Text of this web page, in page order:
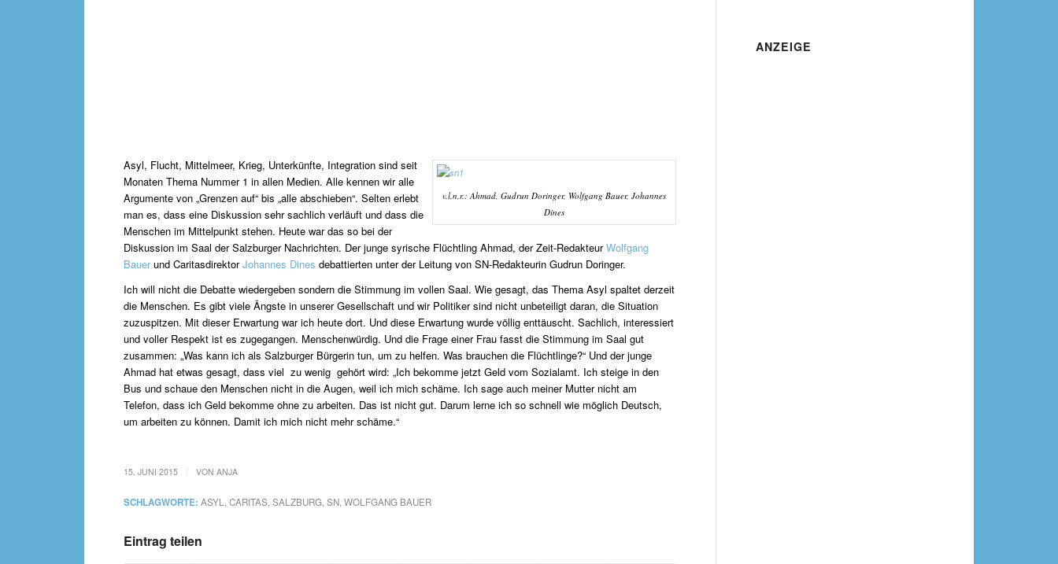
v.l.n.r.: Ahmad, Gudrun Doringer, Wolfgang Bauer, Johannes
Dines
Asyl, Flucht, Mittelmeer, Krieg, Unterkünfte, Integration sind seit
Monaten Thema Nummer 1 in allen Medien. Alle kennen wir alle
Argumente von „Grenzen auf“ bis „alle abschieben“. Selten erlebt
man es, dass eine Diskussion sehr sachlich verläuft und dass die
Menschen im Mittelpunkt stehen. Heute war das so bei der
Diskussion im Saal der Salzburger Nachrichten. Der junge syrische Flüchtling Ahmad, der Zeit-RedakteurWolfgang
Bauerund CaritasdirektorJohannes Dines debattierten unter der Leitung von SN-Redakteurin Gudrun Doringer.
Ich will nicht die Debatte wiedergeben sondern die Stimmung im vollen Saal. Wie gesagt, das Thema Asyl spaltet derzeit
die Menschen. Es gibt viele Ängste in unserer Gesellschaft und wir Politiker sind nicht unbeteiligt daran, die Situation
zuzuspitzen. Mit dieser Erwartung war ich heute dort. Und diese Erwartung wurde völlig enttäuscht. Sachlich, interessiert
und voller Respekt ist es zugegangen. Menschenwürdig. Und die Frage einer Frau fasst die Stimmung im Saal gut
zusammen: „Was kann ich als Salzburger Bürgerin tun, um zu helfen. Was brauchen die Flüchtlinge?“ Und der junge
Ahmad hat etwas gesagt, dass viel zu wenig gehört wird: „Ich bekomme jetzt Geld vom Sozialamt. Ich steige in den
Bus und schaue den Menschen nicht in die Augen, weil ich mich schäme. Ich sage auch meiner Mutter nicht am
Telefon, dass ich Geld bekomme ohne zu arbeiten. Das ist nicht gut. Darum lerne ich so schnell wie möglich Deutsch,
um arbeiten zu können. Damit ich mich nicht mehr schäme.“
15. JUNI 2015 VON ANJA
SCHLAGWORTE: ASYL , CARITAS, SALZBURG, SN, WOLFGANG BAUER
Eintrag teilen
ANZEIGE